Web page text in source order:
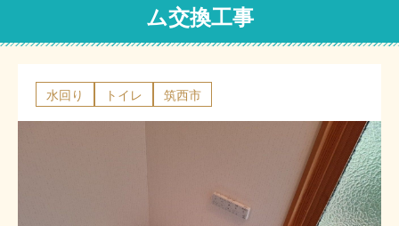
ム交換工事
水回り トイレ 筑西市